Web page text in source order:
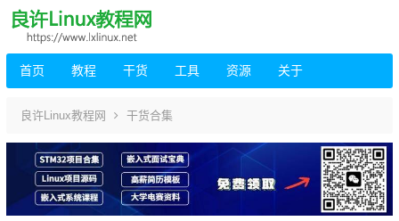
首页 教程 干货 工具 资源 关于
良许Linux教程网 干货合集